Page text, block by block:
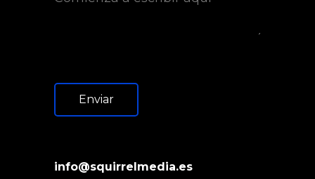
Enviar
info@squirrelmedia.es